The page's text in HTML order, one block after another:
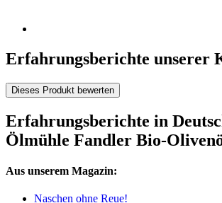
Erfahrungsberichte unserer
Dieses Produkt bewerten
Erfahrungsberichte in
Ölmühle Fandler Bio-
Aus unserem Magazin:
Naschen ohne Reue!